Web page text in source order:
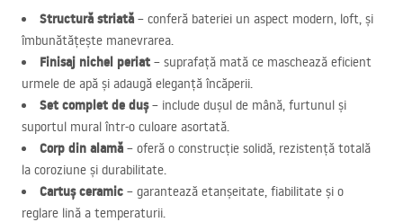
Structură striată – conferă bateriei un aspect modern, loft, și
îmbunătățește manevrarea.
Finisaj nichel periat – suprafață mată ce maschează eficient
urmele de apă și adaugă eleganță încăperii.
Set complet de duș– include dușul de mână, furtunul și
suportul mural într-o culoare asortată.
Corp din alamă – oferă o construcție solidă, rezistență totală
la coroziune și durabilitate.
Cartuș ceramic – garantează etanșeitate, fiabilitate și o
reglare lină a temperaturii.